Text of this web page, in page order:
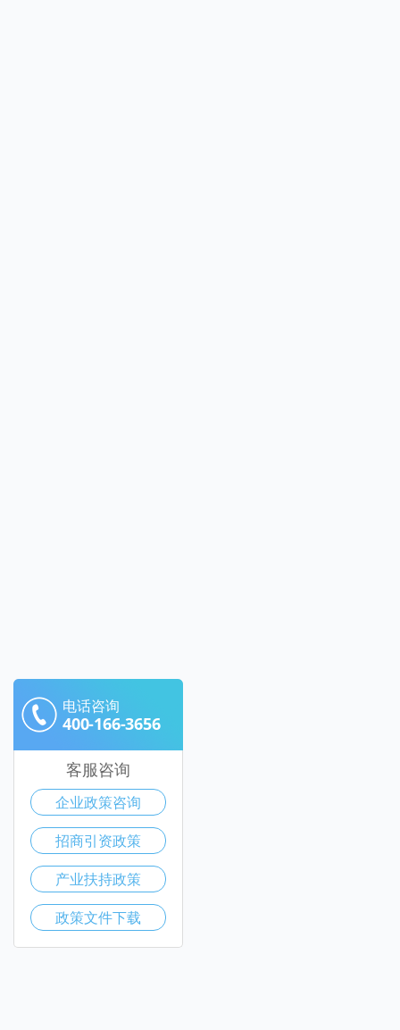
电话咨询
400-166-3656
客服咨询
企业政策咨询
招商引资政策
产业扶持政策
政策文件下载